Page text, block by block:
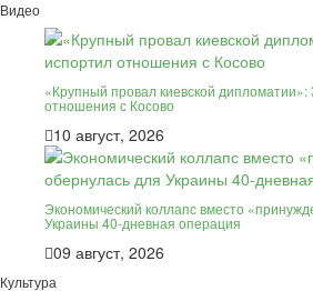
Видео
«Крупный провал киевской дипломатии»:
отношения с Косово
10 август, 2026
Экономический коллапс вместо
Украины 40-дневная операция
09 август, 2026
Культура